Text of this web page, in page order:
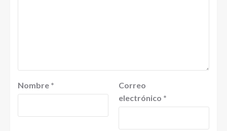
Nombre *
Correo
electrónico *